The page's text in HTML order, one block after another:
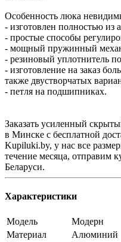
Особенность люка
- изготовлен полностью из
- простые способы
- мощный пружинный
- резиновый уплотнитель
- изготовление на заказ
также двустворчатых
- петля на подшипниках.
Заказать усиленный
в Минске с бесплатной
Kupiluki.by, у нас все
течение месяца, отправим
Беларуси.
Характеристики
Модель
Модерн
Материал
Алюминий